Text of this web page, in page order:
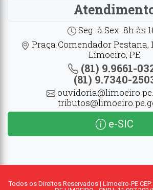
Seg. à Sex. 8h às
Praça Comendador Pestana,
Limoeiro, PE
(81) 9.9661-
(81) 9.7340-
e-SIC
Todos os Direitos Reservados | Limoeiro-PE CEP: